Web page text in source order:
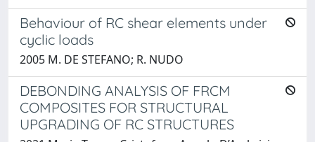
Behaviour of RC shear elements under
cyclic loads
2005 M. DE STEFANO; R. NUDO
DEBONDING ANALYSIS OF FRCM
COMPOSITES FOR STRUCTURAL
UPGRADING OF RC STRUCTURES